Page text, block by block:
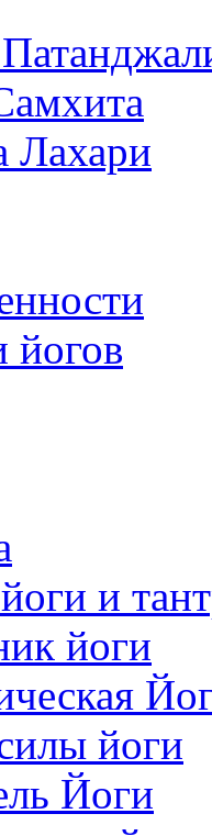
Лахари
йогов
и
йоги
йоги
Йоги